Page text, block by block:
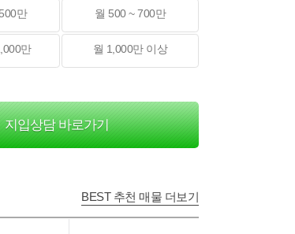
만 월 500 ~ 700만
만 월 1,000만 이상
지입상담 바로가기
BEST 추천 매물 더보기